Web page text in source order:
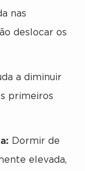
nas
deslocar os
a diminuir
primeiros
Dormir de
elevada,